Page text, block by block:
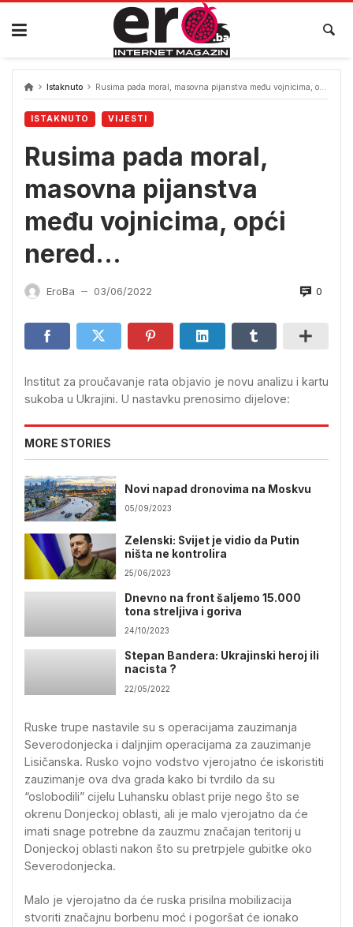
Skip
content
Istaknuto Rusima pada moral, masovna pijanstva među vojnicima, opći nered…
ISTAKNUTO VIJESTI
Rusima pada moral,
masovna pijanstva
među vojnicima, opći
nered…
EroBa — 03/06/2022 0
Institut za proučavanje rata objavio je novu analizu i kartu
sukoba u Ukrajini. U nastavku prenosimo dijelove:
MORE STORIES
Novi napad dronovima na Moskvu
05/09/2023
Zelenski: Svijet je vidio da Putin
ništa ne kontrolira
25/06/2023
Dnevno na front šaljemo 15.000
tona streljiva i goriva
24/10/2023
Stepan Bandera: Ukrajinski heroj ili
nacista ?
22/05/2022
Ruske trupe nastavile su s operacijama zauzimanja
Severodonjecka i daljnjim operacijama za zauzimanje
Lisičanska. Rusko vojno vodstvo vjerojatno će iskoristiti
zauzimanje ova dva grada kako bi tvrdilo da su
“oslobodili” cijelu Luhansku oblast prije nego što se
okrenu Donjeckoj oblasti, ali je malo vjerojatno da će
imati snage potrebne da zauzmu značajan teritorij u
Donjeckoj oblasti nakon što su pretrpjele gubitke oko
Severodonjecka.
Malo je vjerojatno da će ruska prisilna mobilizacija
stvoriti značajnu borbenu moć i pogoršat će ionako